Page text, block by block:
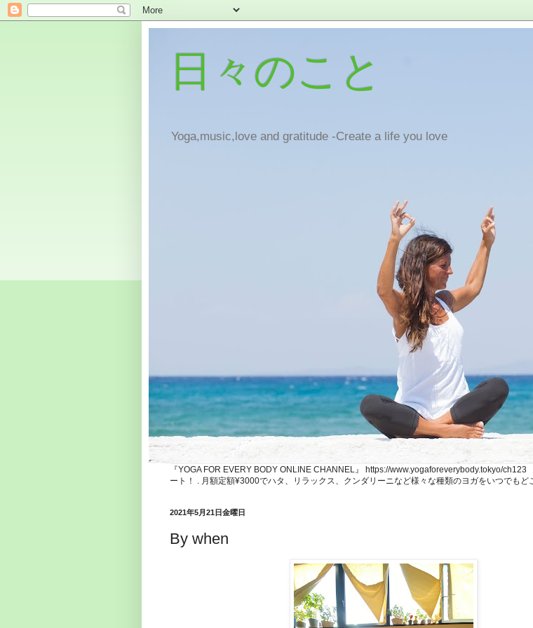
日々のこと
Yoga,music,love and gratitude -Create a life you love
『YOGA FOR EVERY BODY ONLINE CHANNEL』 https://www.yogaforeverybody.tokyo/
ート！ . 月額定額¥3000でハタ、リラックス、クンダリーニなど様々な種類のヨガをいつでもど
2021年5月21日金曜日
By when